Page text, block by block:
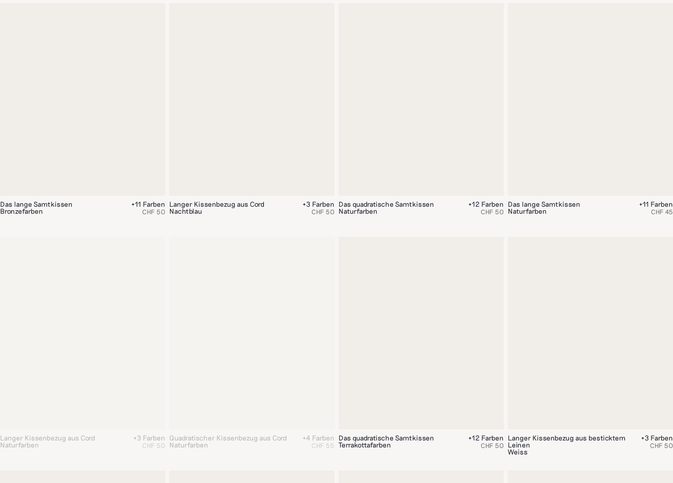
Das lange Samtkissen
Bronzefarben
+11 Farben
CHF 50
Langer Kissenbezug aus Cord
Nachtblau
+3 Farben
CHF 50
Das quadratische Samtkissen
Naturfarben
+12 Farben
CHF 50
Das lange Samtkissen
Naturfarben
+11 Farben
CHF 45
Langer Kissenbezug aus Cord
Naturfarben
+3 Farben
CHF 50
Quadratischer Kissenbezug aus Cord
Naturfarben
+4 Farben
CHF 55
Das quadratische Samtkissen
Terrakottafarben
+12 Farben
CHF 50
Langer Kissenbezug aus besticktem
Leinen
Weiss
+3 Farben
CHF 50